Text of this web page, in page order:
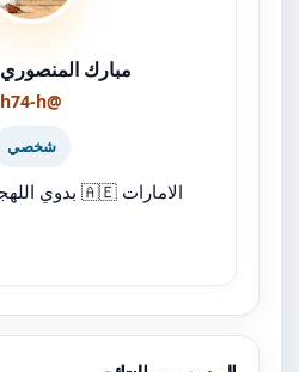
مبارك المنصوري ٢٤ 🇦🇪
@h74-h
شخصي
الامارات 🇦🇪 بدوي اللهجة فرنسي القلب